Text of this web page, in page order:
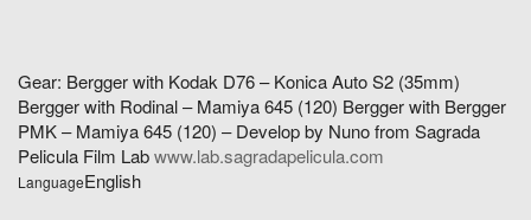
Gear: Bergger with Kodak D76 – Konica Auto S2 (35mm)
Bergger with Rodinal – Mamiya 645 (120) Bergger with Bergger
PMK – Mamiya 645 (120) – Develop by Nuno from Sagrada
Pelicula Film Labwww.lab.sagradapelicula.com
LanguageEnglish